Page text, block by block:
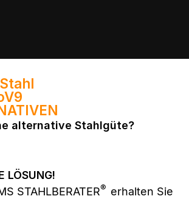
alternative Stahlgüte?
LÖSUNG!
STAHLBERATER® erhalten Sie